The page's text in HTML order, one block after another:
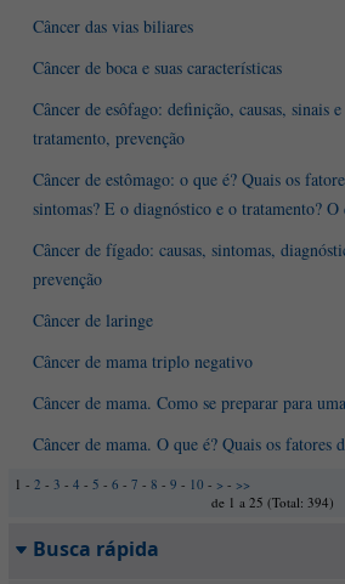
Câncer das vias biliares
Câncer de boca e suas características
Câncer de esôfago: definição, causas, sinais
tratamento, prevenção
Câncer de estômago: o que é? Quais os
sintomas? E o diagnóstico e o tratamento?
Câncer de fígado: causas, sintomas,
prevenção
Câncer de laringe
Câncer de mama triplo negativo
Câncer de mama. Como se preparar para
Câncer de mama. O que é? Quais os fatores
1 - 2 - 3 - 4 - 5 - 6 - 7 - 8 - 9 - 10 - > - >>
de 1 a 25 (Total: 394)
Busca rápida